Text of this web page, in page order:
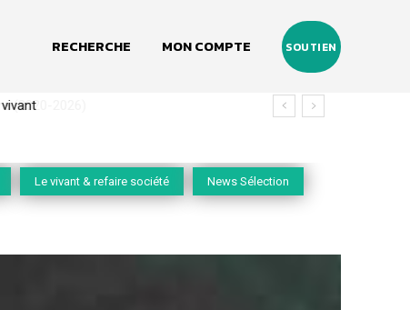
RECHERCHE MON COMPTE SOUTIEN
2026)
Le vivant & refaire société News Sélection